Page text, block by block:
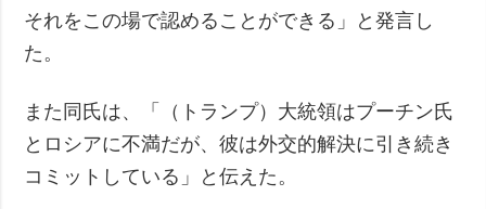
それをこの場で認めることができる」と発言し
た。
また同氏は、「（トランプ）大統領はプーチン氏
とロシアに不満だが、彼は外交的解決に引き続き
コミットしている」と伝えた。